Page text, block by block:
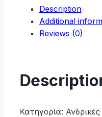
quantity
Description
Additional
Reviews (0)
Κατηγορία: